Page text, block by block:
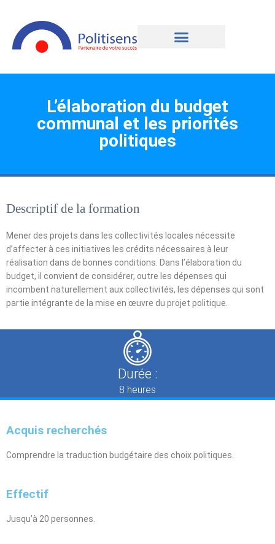
L’élaboration du budget
communal et les priorités
politiques
Descriptif de la formation
Mener des projets dans les collectivités locales nécessite
d’affecter à ces initiatives les crédits nécessaires à leur
réalisation dans de bonnes conditions. Dans l’élaboration du
budget, il convient de considérer, outre les dépenses qui
incombent naturellement aux collectivités, les dépenses qui sont
partie intégrante de la mise en œuvre du projet politique.
Durée :
8 heures
Acquis recherchés
Comprendre la traduction budgétaire des choix politiques.
Effectif
Jusqu’à 20 personnes.